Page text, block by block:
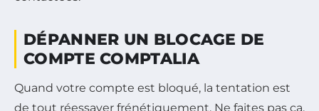
DÉPANNER UN BLOCAGE DE
COMPTE COMPTALIA
Quand votre compte est bloqué, la tentation est
de tout réessayer frénétiquement. Ne faites pas ça.